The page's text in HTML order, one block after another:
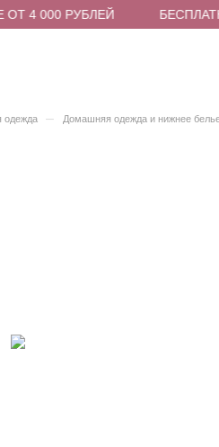
4 000 РУБЛЕЙ
одежда – Домашняя одежда и нижнее